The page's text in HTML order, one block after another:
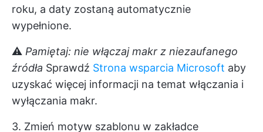
roku, a daty zostaną automatycznie
wypełnione.
⚠️ Pamiętaj: nie włączaj makr z niezaufanego
źródła Sprawdź Strona wsparcia Microsoft aby
uzyskać więcej informacji na temat włączania i
wyłączania makr.
3. Zmień motyw szablonu w zakładce